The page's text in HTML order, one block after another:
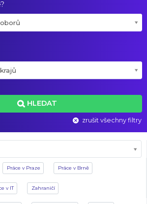
HLEDAT
zrušit všechny filtry
Práce v Praze Práce v Brně
v IT Zahraničí